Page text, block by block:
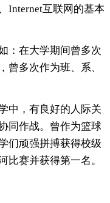
Internet互联网的基本
：在大学期间曾多次
曾多次作为班、系、
中，有良好的人际关
同作战。曾作为篮球
们顽强拼搏获得校级
比赛并获得第一名。